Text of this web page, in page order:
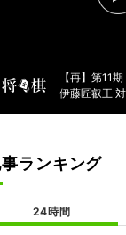
【再】第11
伊藤匠叡王
ランキング
24時間